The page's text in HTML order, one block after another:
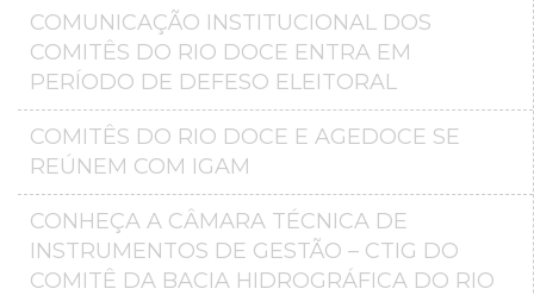
COMUNICAÇÃO INSTITUCIONAL DOS
COMITÊS DO RIO DOCE ENTRA EM
PERÍODO DE DEFESO ELEITORAL
COMITÊS DO RIO DOCE E AGEDOCE SE
REÚNEM COM IGAM
CONHEÇA A CÂMARA TÉCNICA DE
INSTRUMENTOS DE GESTÃO – CTIG DO
COMITÊ DA BACIA HIDROGRÁFICA DO RIO